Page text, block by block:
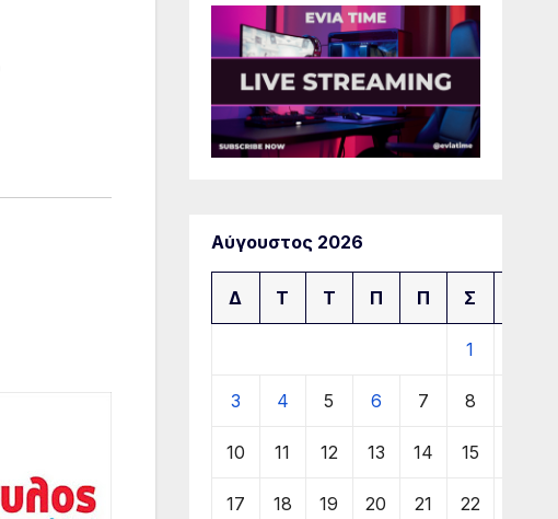
Αύγουστος 2026
Δ Τ Τ Π Π Σ
1
3 4 5 6 7 8
10 11 12 13 14 15
17 18 19 20 21 22